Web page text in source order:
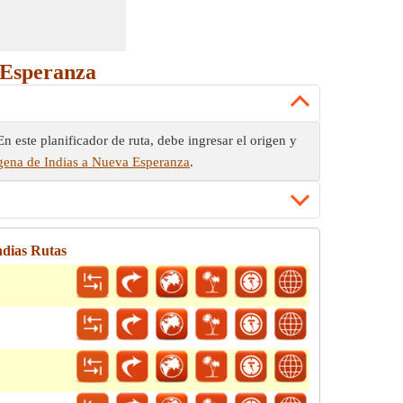
este planificador de ruta, debe ingresar el origen y
de Indias a Nueva Esperanza.
Rutas